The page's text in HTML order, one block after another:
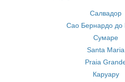
Салвадор
Сао Бернардо до
Сумаре
Santa Maria
Praia
Каруару